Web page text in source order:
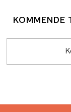
KOMMENDE